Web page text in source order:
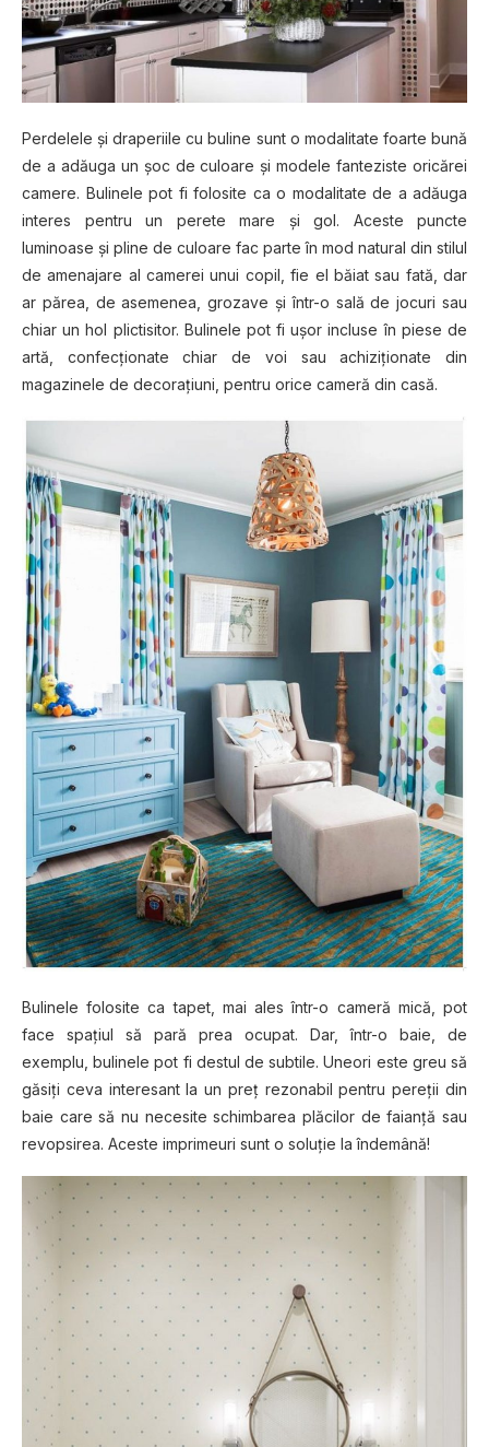
Perdelele și draperiile cu buline sunt o modalitate foarte bună
de a adăuga un șoc de culoare și modele fanteziste oricărei
camere. Bulinele pot fi folosite ca o modalitate de a adăuga
interes pentru un perete mare și gol. Aceste puncte
luminoase și pline de culoare fac parte în mod natural din stilul
de amenajare al camerei unui copil, fie el băiat sau fată, dar
ar părea, de asemenea, grozave și într-o sală de jocuri sau
chiar un hol plictisitor. Bulinele pot fi ușor incluse în piese de
artă, confecționate chiar de voi sau achiziționate din
magazinele de decorațiuni, pentru orice cameră din casă.
Bulinele folosite ca tapet, mai ales într-o cameră mică, pot
face spațiul să pară prea ocupat. Dar, într-o baie, de
exemplu, bulinele pot fi destul de subtile. Uneori este greu să
găsiți ceva interesant la un preț rezonabil pentru pereții din
baie care să nu necesite schimbarea plăcilor de faianță sau
revopsirea. Aceste imprimeuri sunt o soluție la îndemână!